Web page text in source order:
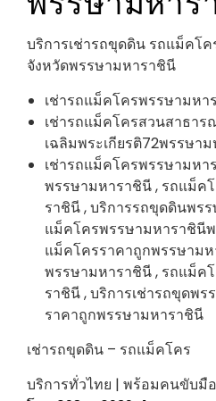
บริการเช่ารถขุดดิน รถแม็คโ
จังหวัดพรรษามหาราชินี
เช่ารถแม็คโครพรรษามหา
เช่ารถแม็คโครสวนสาธาร
เฉลิมพระเกียรติ72พรรษ
เช่ารถแม็คโครพรรษามหา
พรรษามหาราชินี , รถแม็ค
ราชินี , บริการรถขุดดินพร
แม็คโครพรรษามหาราชินี
แม็คโครราคาถูกพรรษามห
พรรษามหาราชินี , รถแม็ค
ราชินี , บริการเช่ารถขุดพ
ราคาถูกพรรษามหาราชินี
เช่ารถขุดดิน – รถแม็คโคร
บริการทั่วไทย | พร้อมคนขับมื